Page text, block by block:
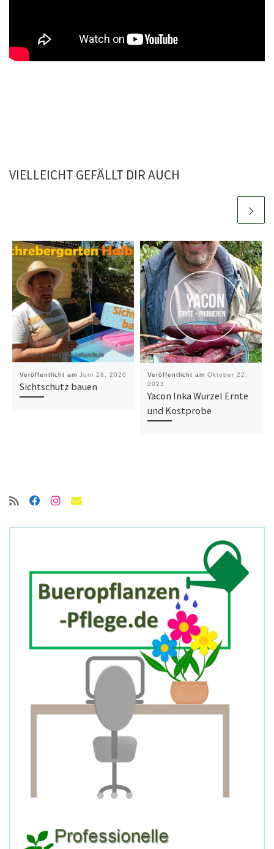
VIELLEICHT GEFÄLLT DIR AUCH
Veröffentlicht am Juni 28, 2020
Sichtschutz bauen
Veröffentlicht am Oktober 22,
2023
Yacon Inka Wurzel Ernte
und Kostprobe